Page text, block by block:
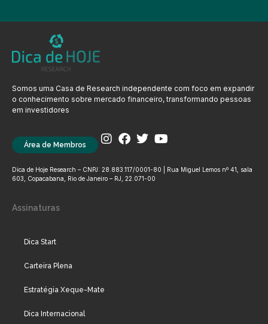
Somos uma Casa de Research independente com foco em expandir
o conhecimento sobre mercado financeiro, transformando pessoas
em investidores
Área de Membros
Dica de Hoje Research – CNPJ: 28.883.117/0001-80 | Rua Miguel Lemos nº 41, sala
603, Copacabana, Rio de Janeiro – RJ, 22.071-00
Assinaturas
Dica Start
Carteira Plena
Estratégia Xeque-Mate
Dica Internacional